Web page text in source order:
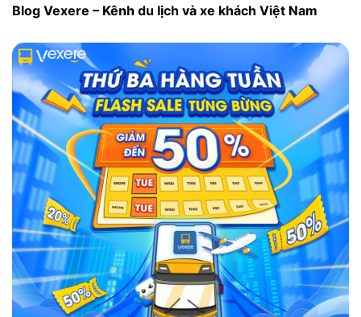
Blog Vexere – Kênh du lịch và xe khách Việt Nam